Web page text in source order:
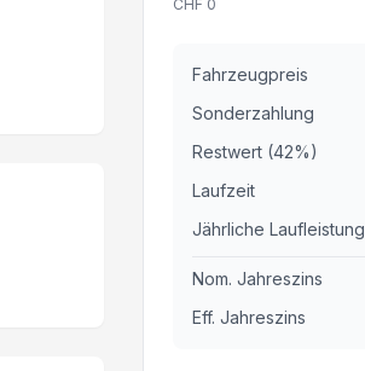
CHF 0
Fahrzeugpreis
Sonderzahlung
Restwert (42%)
Laufzeit
Jährliche Laufleistung
Nom. Jahreszins
Eff. Jahreszins